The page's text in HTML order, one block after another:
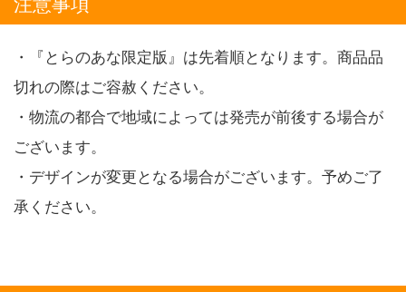
注意事項
・『とらのあな限定版』は先着順となります。商品品
切れの際はご容赦ください。
・物流の都合で地域によっては発売が前後する場合が
ございます。
・デザインが変更となる場合がございます。予めご了
承ください。